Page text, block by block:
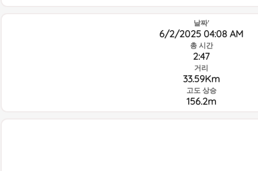
날짜'
6/2/2025 04:08 AM
총 시간
2:47
거리
33.59Km
고도 상승
156.2m